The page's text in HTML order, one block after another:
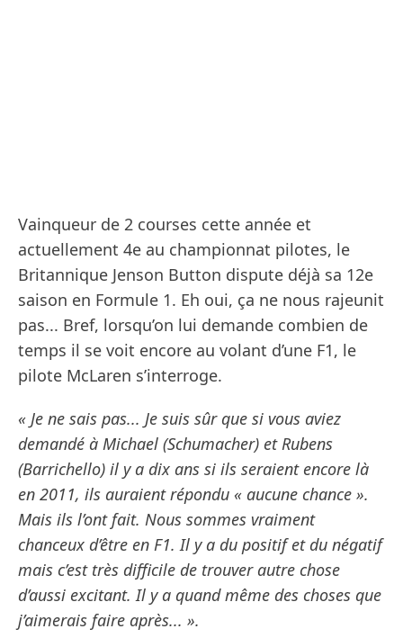
Vainqueur de 2 courses cette année et
actuellement 4e au championnat pilotes, le
Britannique Jenson Button dispute déjà sa 12e
saison en Formule 1. Eh oui, ça ne nous rajeunit
pas... Bref, lorsqu’on lui demande combien de
temps il se voit encore au volant d’une F1, le
pilote McLaren s’interroge.
« Je ne sais pas... Je suis sûr que si vous aviez
demandé à Michael (Schumacher) et Rubens
(Barrichello) il y a dix ans si ils seraient encore là
en 2011, ils auraient répondu « aucune chance ».
Mais ils l’ont fait. Nous sommes vraiment
chanceux d’être en F1. Il y a du positif et du négatif
mais c’est très difficile de trouver autre chose
d’aussi excitant. Il y a quand même des choses que
j’aimerais faire après... ».